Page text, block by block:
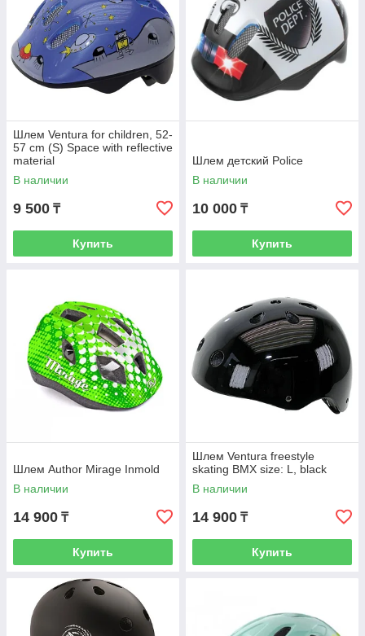
Шлем Ventura for children, 52-
57 cm (S) Space with reflective
material
В наличии
9 500 ₸
Купить
Шлем детский Police
В наличии
10 000 ₸
Купить
Шлем Author Mirage Inmold
В наличии
14 900 ₸
Купить
Шлем Ventura freestyle
skating BMX size: L, black
В наличии
14 900 ₸
Купить